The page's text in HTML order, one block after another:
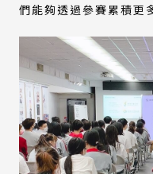
們能夠透過參賽累積更